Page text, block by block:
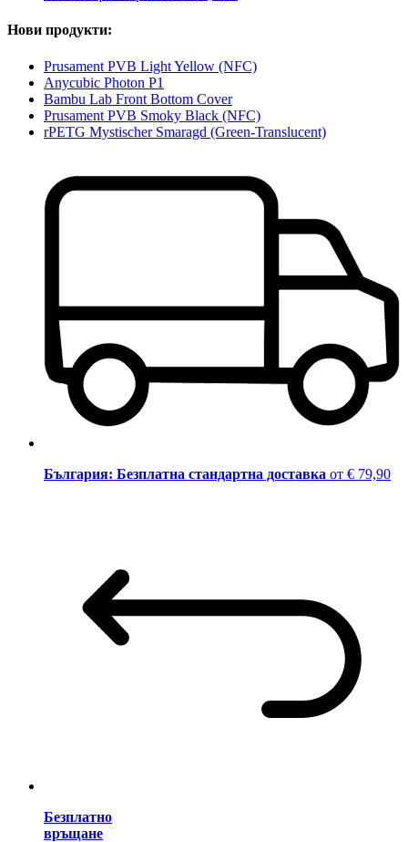
Нови продукти:
Prusament PVB Light Yellow (NFC)
Anycubic Photon P1
Bambu Lab Front Bottom Cover
Prusament PVB Smoky Black (NFC)
rPETG Mystischer Smaragd (Green-Translucent)
България: Безплатна стандартна доставка от € 79,90
Безплатно
връщане